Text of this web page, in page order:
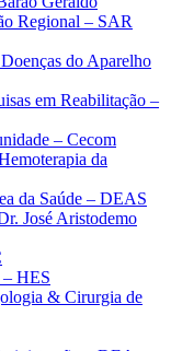
Regional – SAR
do Aparelho
em Reabilitação –
– Cecom
da
da Saúde – DEAS
José Aristodemo
– HES
& Cirurgia de